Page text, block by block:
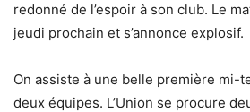
redonné de l’espoir à son club. Le
jeudi prochain et s’annonce explosif.
On assiste à une belle première mi-
deux équipes. L’Union se procure